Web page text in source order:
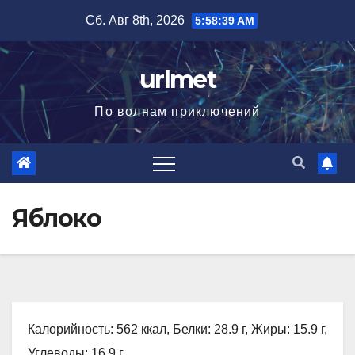
содержимому
Сб. Авг 8th, 2026 5:58:40 AM
urlmet
По волнам приключений
Яблоко
Калорийность: 562 ккал, Белки: 28.9 г, Жиры: 15.9 г,